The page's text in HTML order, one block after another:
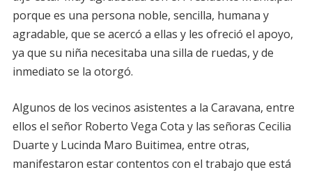
porque es una persona noble, sencilla, humana y
agradable, que se acercó a ellas y les ofreció el apoyo,
ya que su niña necesitaba una silla de ruedas, y de
inmediato se la otorgó.
Algunos de los vecinos asistentes a la Caravana, entre
ellos el señor Roberto Vega Cota y las señoras Cecilia
Duarte y Lucinda Maro Buitimea, entre otras,
manifestaron estar contentos con el trabajo que está